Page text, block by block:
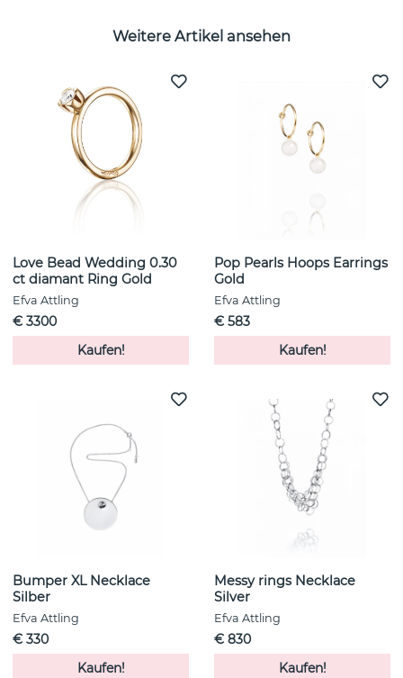
Weitere Artikel ansehen
Love Bead Wedding 0.30
ct diamant Ring Gold
Efva Attling
€ 3300
Kaufen!
Pop Pearls Hoops Earrings
Gold
Efva Attling
€ 583
Kaufen!
Bumper XL Necklace
Silber
Efva Attling
€ 330
Kaufen!
Messy rings Necklace
Silver
Efva Attling
€ 830
Kaufen!